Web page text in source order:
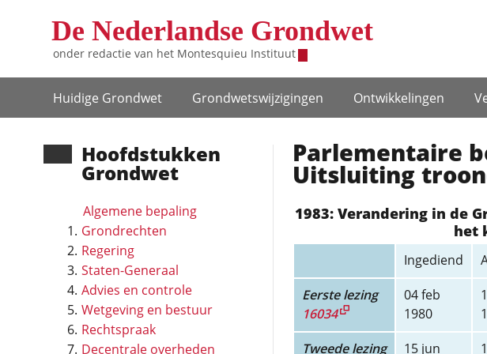
De Nederlandse Grondwet
onder redactie van het Montesquieu Instituut
Hoofdnavigatie
Huidige Grondwet Grondwets­wijzigingen Ontwikke­lingen
Hoofd­stukken
Grondwet
Algemene bepaling
Grondrechten
Regering
Staten-Generaal
Advies en controle
Wetgeving en bestuur
Rechtspraak
Decentrale overheden
Parlementaire
Uitsluiting
1983: Verandering in de
het
Ingediend
Eerste lezing
16034
04 feb
1980
Tweede lezing
15 jun